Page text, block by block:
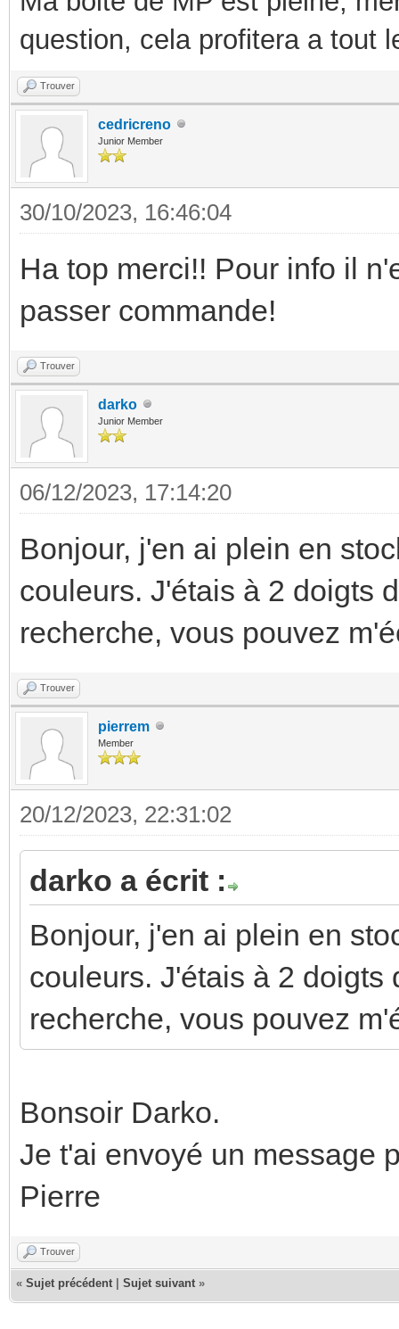
question, cela profitera a tout
Trouver
cedricreno
Junior Member
30/10/2023, 16:46:04
Ha top merci!! Pour info il
passer commande!
Trouver
darko
Junior Member
06/12/2023, 17:14:20
Bonjour, j'en ai plein en
couleurs. J'étais à 2 doigts
recherche, vous pouvez
Trouver
pierrem
Member
20/12/2023, 22:31:02
darko a écrit :
Bonjour, j'en ai plein en
couleurs. J'étais à 2 doigts
recherche, vous pouvez
Bonsoir Darko.
Je t'ai envoyé un message
Pierre
Trouver
« Sujet précédent Sujet suivant »